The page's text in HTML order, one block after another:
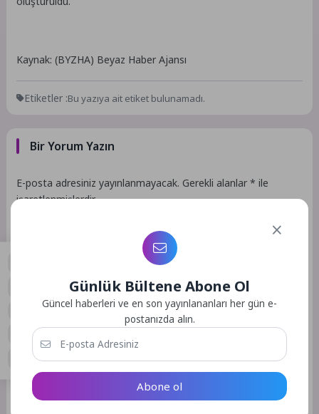
Kaynak: (BYZHA) Beyaz Haber Ajansı
Etiketler :Bu yazıya ait etiket bulunamadı.
Bir Yorum Yazın
E-posta adresiniz yayınlanmayacak. Gerekli alanlar* ile
işaretlenmişlerdir
Günlük Bültene Abone Ol
Güncel haberleri ve en son yayınlananları her gün e-
postanızda alın.
Abone ol